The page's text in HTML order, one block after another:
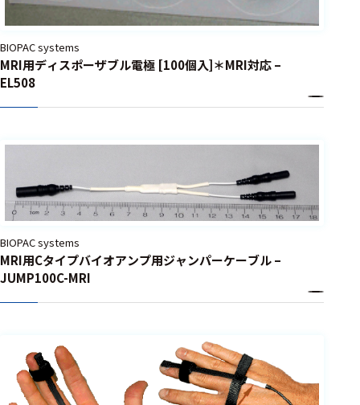
BIOPAC systems
MRI用ディスポーザブル電極 [100個入]＊MRI対応 –
EL508
BIOPAC systems
MRI用Cタイプバイオアンプ用ジャンパーケーブル –
JUMP100C-MRI